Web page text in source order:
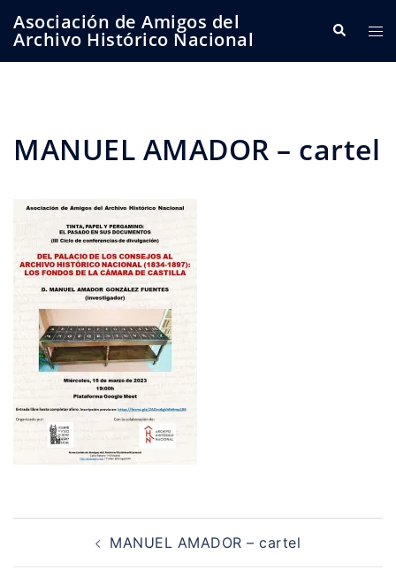
Asociación de Amigos del
Archivo Histórico Nacional Buscar
MANUEL AMADOR – cartel
Navegación
entradas
MANUEL AMADOR – cartel